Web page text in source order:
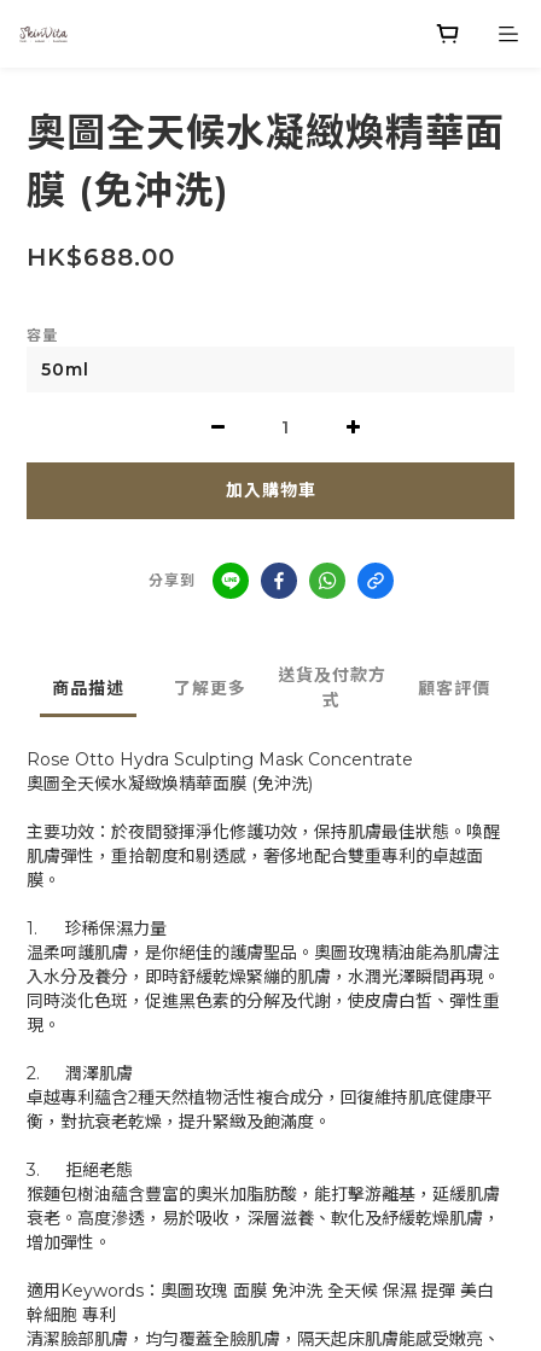
奧圖全天候水凝緻煥精華面
膜 (免沖洗)
HK$688.00
容量
加入購物車
分享到
商品描述 了解更多
送貨及付款方
式
顧客評價
Rose Otto Hydra Sculpting Mask Concentrate
奧圖全天候水凝緻煥精華面膜 (免沖洗)
主要功效：於夜間發揮淨化修護功效，保持肌膚最佳狀態。喚醒
肌膚彈性，重拾韌度和剔透感，奢侈地配合雙重專利的卓越面
膜。
1.
珍稀保濕力量
温柔呵護肌膚，是你絕佳的護膚聖品。奧圖玫瑰精油能為肌膚注
入水分及養分，即時舒緩乾燥緊繃的肌膚，水潤光澤瞬間再現。
同時淡化色斑，促進黑色素的分解及代謝，使皮膚白皙、彈性重
現。
2.
潤澤肌膚
卓越專利蘊含2種天然植物活性複合成分，回復維持肌底健康平
衡，對抗衰老乾燥，提升緊緻及飽滿度。
3.
拒絕老態
猴麵包樹油蘊含豐富的奧米加脂肪酸，能打擊游離基，延緩肌膚
衰老。高度滲透，易於吸收，深層滋養、軟化及紓緩乾燥肌膚，
增加彈性。
適用Keywords：奧圖玫瑰 面膜 免沖洗 全天候 保濕 提彈 美白
幹細胞 專利
清潔臉部肌膚，均勻覆蓋全臉肌膚，隔天起床肌膚能感受嫩亮、